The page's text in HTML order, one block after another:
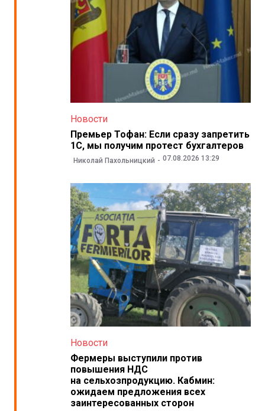
Новости
Премьер Тофан: Если сразу запретить
1С, мы получим протест бухгалтеров
Николай Пахольницкий 07.08.2026 13:29
Новости
Фермеры выступили против
повышения НДС
на сельхозпродукцию. Кабмин:
ожидаем предложения всех
заинтересованных сторон